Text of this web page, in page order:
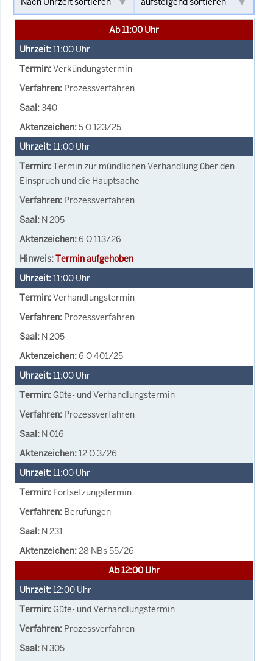
Ab 11:00 Uhr
11:00 Uhr
Verkündungstermin
Prozessverfahren
340
5 O 123/25
11:00 Uhr
Termin zur mündlichen Verhandlung über den
Einspruch und die Hauptsache
Prozessverfahren
N 205
6 O 113/26
Termin aufgehoben
11:00 Uhr
Verhandlungstermin
Prozessverfahren
N 205
6 O 401/25
11:00 Uhr
Güte- und Verhandlungstermin
Prozessverfahren
N 016
12 O 3/26
11:00 Uhr
Fortsetzungstermin
Berufungen
N 231
28 NBs 55/26
Ab 12:00 Uhr
12:00 Uhr
Güte- und Verhandlungstermin
Prozessverfahren
N 305